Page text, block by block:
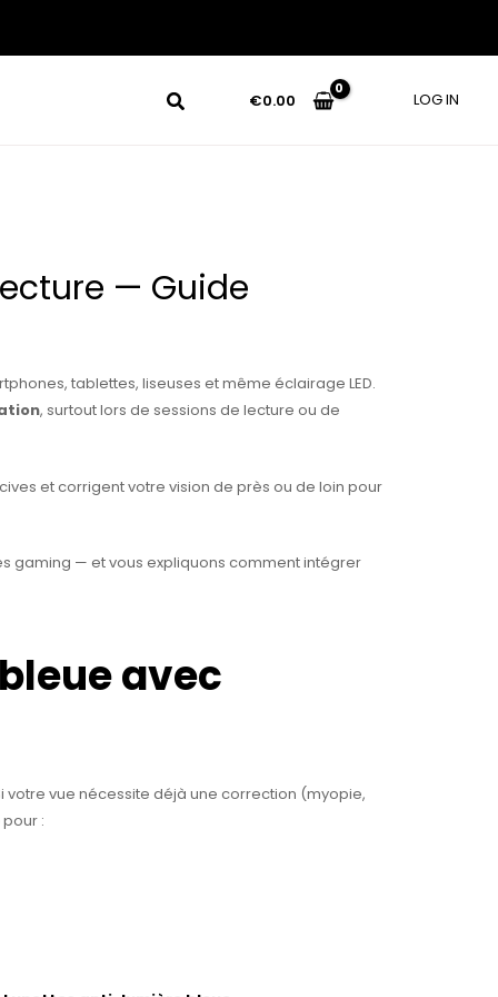
€0.00 LOG IN
— Guide
tablettes, liseuses et même éclairage LED.
, surtout lors de sessions de lecture ou de
et corrigent votre vision de près ou de loin pour
gaming — et vous expliquons comment intégrer
avec
votre vue nécessite déjà une correction (myopie,
pour :